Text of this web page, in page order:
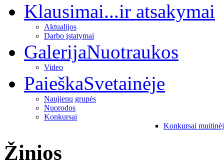
Klausimai...ir atsakymai
Aktualijos
Darbo įstatymai
GalerijaNuotraukos
Video
PaieškaSvetainėje
Naujienų grupės
Nuorodos
Konkursai
Konkursai
Žinios